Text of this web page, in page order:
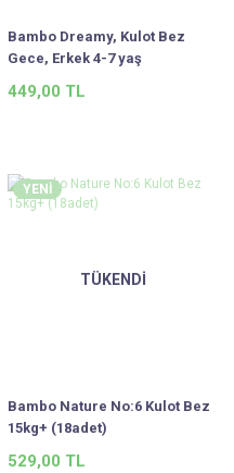
Bambo Dreamy, Kulot Bez
Gece, Erkek 4-7 yaş
449,00 TL
YENİ
TÜKENDİ
Bambo Nature No:6 Kulot Bez
15kg+ (18adet)
529,00 TL